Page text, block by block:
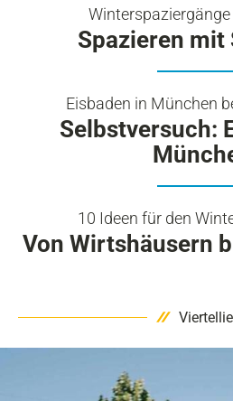
Spazieren mit
Eisbaden in München
Selbstversuch:
10 Ideen für den
Von Wirtshäusern